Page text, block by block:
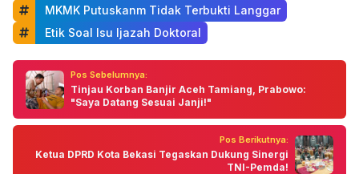
MKMK Putuskanm Tidak Terbukti Langgar
Etik Soal Isu Ijazah Doktoral
Pos Sebelumnya:
Tinjau Korban Banjir Aceh Tamiang, Prabowo:
"Saya Datang Sesuai Janji!"
Pos Berikutnya:
Ketua DPRD Kota Bekasi Tegaskan Dukung Sinergi
TNI-Pemda!